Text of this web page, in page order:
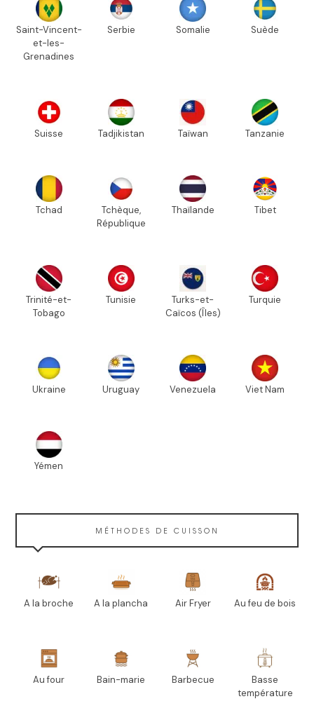
Saint-Vincent-
et-les-
Grenadines
Serbie Somalie Suède
Suisse Tadjikistan Taïwan Tanzanie
Tchad
Tchèque,
République
Thaïlande Tibet
Trinité-et-
Tobago
Tunisie
Turks-et-
Caïcos (Îles)
Turquie
Ukraine Uruguay Venezuela Viet Nam
Yémen
MÉTHODES DE CUISSON
A la broche A la plancha Air Fryer Au feu de bois
Au four Bain-marie Barbecue
Basse
température